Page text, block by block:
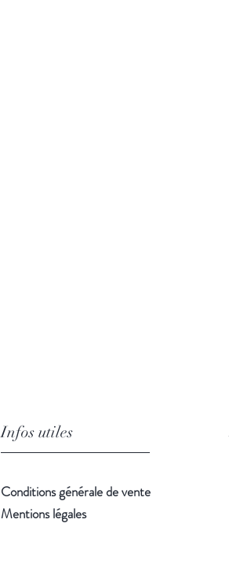
Infos utiles
Conditions générale de vente
Mentions légales